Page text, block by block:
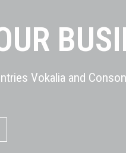
Vokalia and